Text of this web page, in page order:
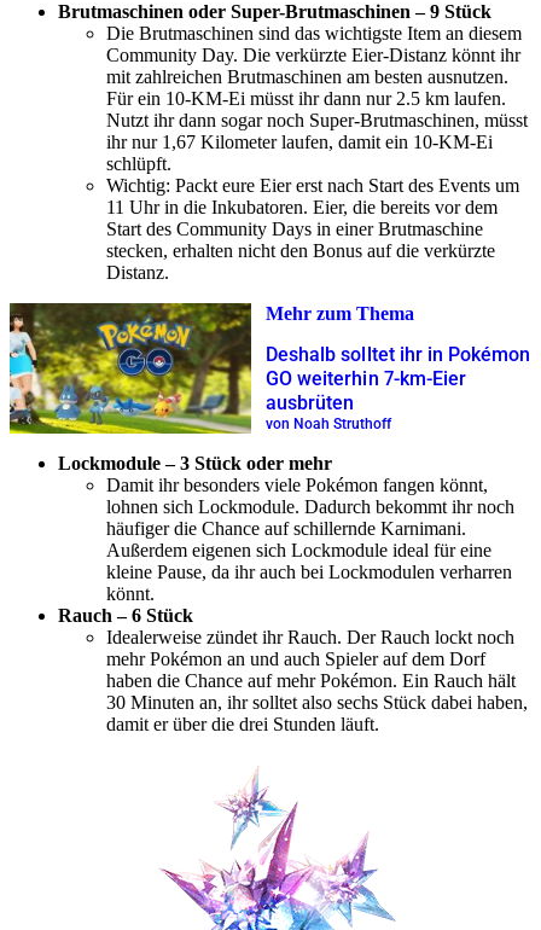
Brutmaschinen oder Super-Brutmaschinen – 9 Stück
Die Brutmaschinen sind das wichtigste Item an diesem
Community Day. Die verkürzte Eier-Distanz könnt ihr
mit zahlreichen Brutmaschinen am besten ausnutzen.
Für ein 10-KM-Ei müsst ihr dann nur 2.5 km laufen.
Nutzt ihr dann sogar noch Super-Brutmaschinen, müsst
ihr nur 1,67 Kilometer laufen, damit ein 10-KM-Ei
schlüpft.
Wichtig: Packt eure Eier erst nach Start des Events um
11 Uhr in die Inkubatoren. Eier, die bereits vor dem
Start des Community Days in einer Brutmaschine
stecken, erhalten nicht den Bonus auf die verkürzte
Distanz.
Mehr zum Thema
Deshalb solltet ihr in Pokémon
GO weiterhin 7-km-Eier
ausbrüten
von Noah Struthoff
Lockmodule – 3 Stück oder mehr
Damit ihr besonders viele Pokémon fangen könnt,
lohnen sich Lockmodule. Dadurch bekommt ihr noch
häufiger die Chance auf schillernde Karnimani.
Außerdem eigenen sich Lockmodule ideal für eine
kleine Pause, da ihr auch bei Lockmodulen verharren
könnt.
Rauch – 6 Stück
Idealerweise zündet ihr Rauch. Der Rauch lockt noch
mehr Pokémon an und auch Spieler auf dem Dorf
haben die Chance auf mehr Pokémon. Ein Rauch hält
30 Minuten an, ihr solltet also sechs Stück dabei haben,
damit er über die drei Stunden läuft.